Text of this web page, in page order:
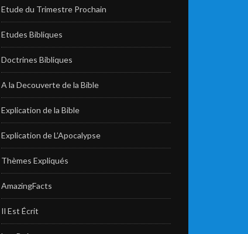
Etude du Trimestre Prochain
Etudes Bibliques
Doctrines Bibliques
A la Decouverte de la Bible
Explication de la Bible
Explication de L’Apocalypse
Thèmes Expliqués
AmazingFacts
Il Est Écrit